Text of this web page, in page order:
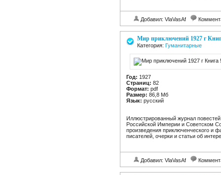
Добавил: VlaVasAf
Мир приключений 1927 г
Категория: Гуманитарные
Год: 1927
Страниц: 82
Формат: pdf
Размер: 86,8 Мб
Язык: русский
Иллюстрированный журнал
Российской Империи и Советском
произведения приключенческого и
писателей, очерки и статьи об
Добавил: VlaVasAf